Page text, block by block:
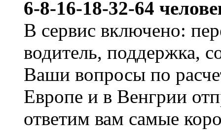
6-8-16-18-32-64
В сервис включено:
водитель, поддержка,
Ваши вопросы по
Европе и в Венгрии
ответим вам самые